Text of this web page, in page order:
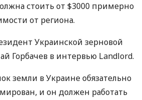
стоить от $3000 примерно
от региона.
Украинской зерновой
Горбачев в интервью Landlord.
земли в Украине обязательно
и он должен работать